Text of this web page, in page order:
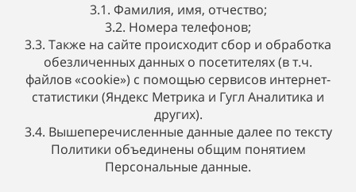
3.1. Фамилия, имя, отчество;
3.2. Номера телефонов;
3.3. Также на сайте происходит сбор и обработка
обезличенных данных о посетителях (в т.ч.
файлов «cookie») с помощью сервисов интернет-
статистики (Яндекс Метрика и Гугл Аналитика и
других).
3.4. Вышеперечисленные данные далее по тексту
Политики объединены общим понятием
Персональные данные.